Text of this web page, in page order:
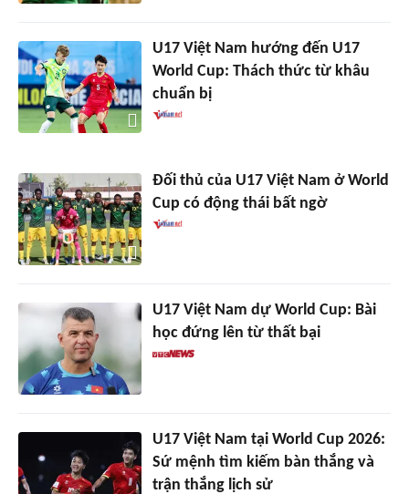
U17 Việt Nam hướng đến U17
World Cup: Thách thức từ khâu
chuẩn bị
Đối thủ của U17 Việt Nam ở World
Cup có động thái bất ngờ
U17 Việt Nam dự World Cup: Bài
học đứng lên từ thất bại
U17 Việt Nam tại World Cup 2026:
Sứ mệnh tìm kiếm bàn thắng và
trận thắng lịch sử